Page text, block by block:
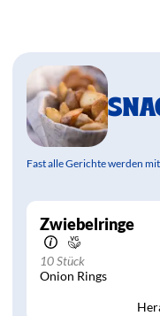
Fast alle Gerichte werden
Zwiebelringe
10 Stück
Onion Rings